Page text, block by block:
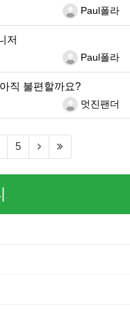
등록자Paul폴라
저
등록자Paul폴라
직 불편할까요?
등록자멋진팬더
5 (next)